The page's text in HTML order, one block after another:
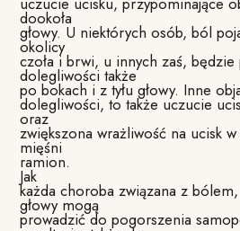
dookoła
głowy. U niektórych osób, ból
okolicy
czoła i brwi, u innych zaś, będzie
dolegliwości także
po bokach i z tyłu głowy. Inne
dolegliwości, to także uczucie
oraz
zwiększona wrażliwość na ucisk
mięśni
ramion.
Jak
każda choroba związana z
głowy mogą
prowadzić do pogorszenia